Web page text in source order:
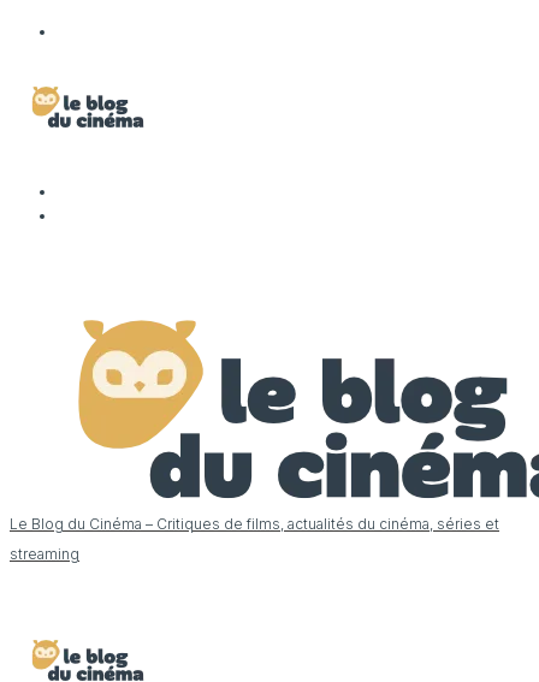
Le Blog du Cinéma – Critiques de films, actualités du cinéma, séries et
streaming